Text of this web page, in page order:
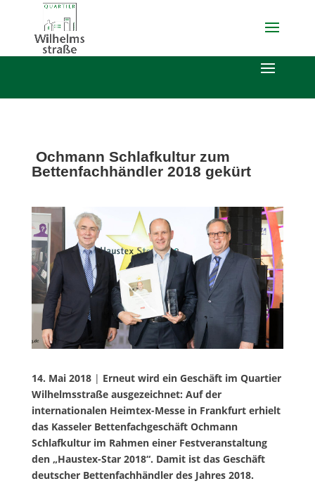
Ochmann Schlafkultur zum
Bettenfachhändler 2018 gekürt
14. Mai 2018| Erneut wird ein Geschäft im Quartier
Wilhelmsstraße ausgezeichnet: Auf der
internationalen Heimtex-Messe in Frankfurt erhielt
das Kasseler Bettenfachgeschäft Ochmann
Schlafkultur im Rahmen einer Festveranstaltung
den „Haustex-Star 2018“. Damit ist das Geschäft
deutscher Bettenfachhändler des Jahres 2018.